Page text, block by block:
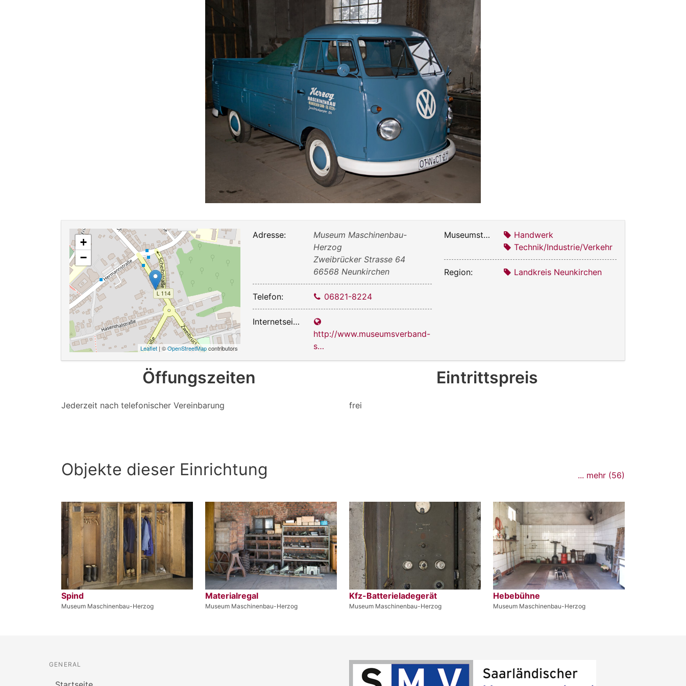
+
−
Leaflet | ©OpenStreetMapcontributors
Adresse:
Museum Maschinenbau-
Herzog
Zweibrücker Strasse 64
66568 Neunkirchen
Telefon: 06821-8224
Internetseite:
http://www.museumsverband-
s…
Museumstyp:
Handwerk
Technik/Industrie/Verkehr
Region: Landkreis Neunkirchen
Öffungszeiten
Jederzeit nach telefonischer Vereinbarung
Eintrittspreis
frei
Objekte dieser Einrichtung ... mehr (56)
Spind
Museum Maschinenbau-Herzog
Materialregal
Museum Maschinenbau-Herzog
Kfz-Batterieladegerät
Museum Maschinenbau-Herzog
Hebebühne
Museum Maschinenbau-Herzog
GENERAL